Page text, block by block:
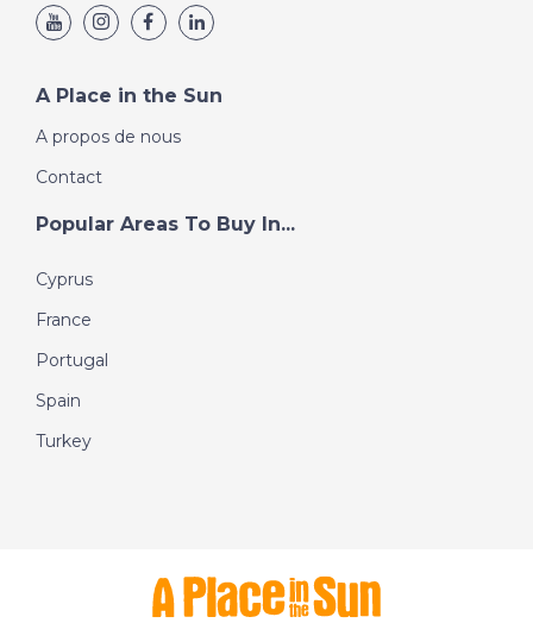
A Place in the Sun
A propos de nous
Contact
Popular Areas To Buy In...
Cyprus
France
Portugal
Spain
Turkey